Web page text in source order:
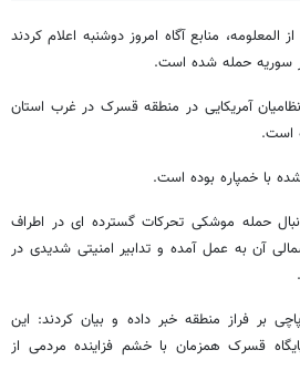
المعلومه، منابع آگاه امروز دوشنبه اعلام کردند
در سوریه حمله شده است.
نظامیان آمریکایی در منطقه قسرک در غرب استان
است.
با خمپاره بوده است.
حمله موشکی تحرکات گسترده ای در اطراف
آن به عمل آمده و تدابیر امنیتی شدیدی در
بر فراز منطقه خبر داده و بیان کردند: این
قسرک همزمان با خشم فزاینده مردمی از